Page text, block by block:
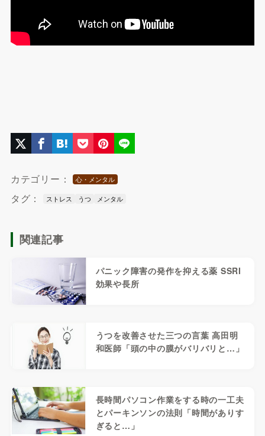
カテゴリー： 心・メンタル
タグ： ストレス うつ メンタル
関連記事
パニック障害の発作を抑える薬 SSRI
効果や長所
うつを改善させた三つの言葉 高田明
和医師「頭の中の膜がバリバリと…」
長時間パソコン作業をする時の一工夫
とパーキンソンの法則「時間がありす
ぎると…」